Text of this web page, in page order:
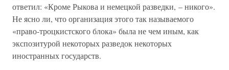
ответил: «Кроме Рыкова и немецкой разведки, – никого».
Не ясно ли, что организация этого так называемого
«право-троцкистского блока» была не чем иным, как
экспозитурой некоторых разведок некоторых
иностранных государств.